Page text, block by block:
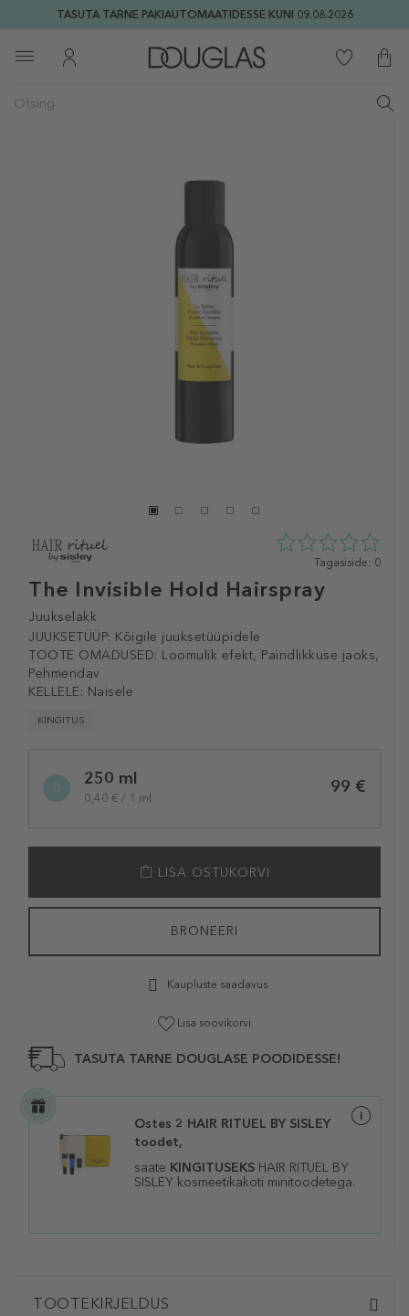
TASUTA TARNE PAKIAUTOMAATIDESSE KUNI 09.08.2026
The Invisible Hold Hairspray
Juukselakk
JUUKSETÜÜP: Kõigile juuksetüüpidele
TOOTE OMADUSED: Loomulik efekt, Paindlikkuse jaoks,
Pehmendav
KELLELE: Naisele
KINGITUS
0
5st
Tagasiside: 0
variation250 ml
0,40 € / 1 ml
99 €
LISA OSTUKORVI
BRONEERI
Kaupluste saadavus
Lisa soovikorvi
TASUTA TARNE DOUGLASE POODIDESSE!
Ostes 2 HAIR RITUEL BY SISLEY
toodet,
saate KINGITUSEKS HAIR RITUEL BY
SISLEY kosmeetikakoti minitoodetega.
TOOTEKIRJELDUS